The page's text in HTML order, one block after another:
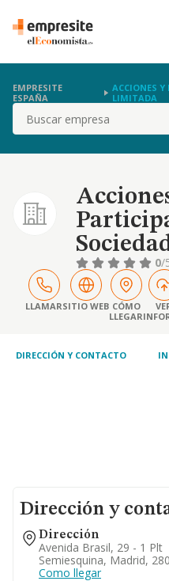
EMPRESITE
ESPAÑA
ACCIONES Y
LIMITADA
Buscar
0/
LLAMARSITIO WEB CÓMO
LLEGAR
DIRECCIÓN Y CONTACTO
Dirección y
Dirección
Avenida Brasil, 29 - 1 Plt
Semiesquina, Madrid,
Como llegar